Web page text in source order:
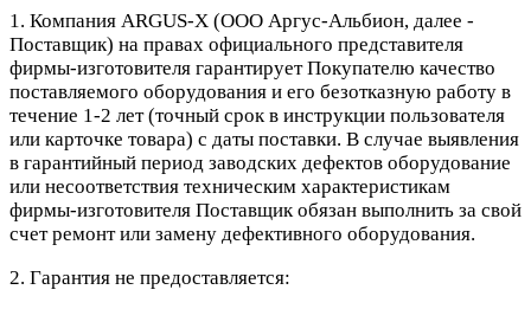
1. Компания ARGUS-X (ООО Аргус-Альбион, далее -
Поставщик) на правах официального представителя
фирмы-изготовителя гарантирует Покупателю качество
поставляемого оборудования и его безотказную работу в
течение 1-2 лет (точный срок в инструкции пользователя
или карточке товара) с даты поставки. В случае выявления
в гарантийный период заводских дефектов оборудование
или несоответствия техническим характеристикам
фирмы-изготовителя Поставщик обязан выполнить за свой
счет ремонт или замену дефективного оборудования.
2. Гарантия не предоставляется: